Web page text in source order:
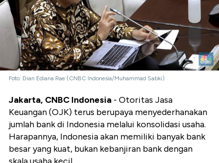
Foto: Dian Ediana Rae (CNBC Indonesia/Muhammad Sabki)
Jakarta, CNBC Indonesia - Otoritas Jasa
Keuangan (OJK) terus berupaya menyederhanakan
jumlah bank di Indonesia melalui konsolidasi usaha.
Harapannya, Indonesia akan memiliki banyak bank
besar yang kuat, bukan kebanjiran bank dengan